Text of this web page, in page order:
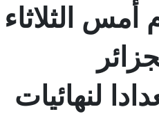
الثلاثاء
لنهائيات